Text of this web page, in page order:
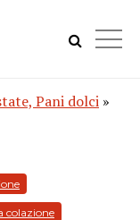
Pani dolci »
colazione